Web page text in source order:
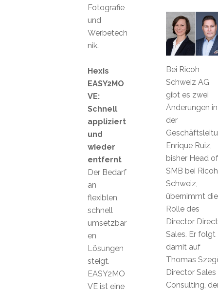
Bei Ricoh
Schweiz AG
gibt es zwei
Änderungen in
der
Enrique Ruiz,
bisher Head of
SMB bei Ricoh
Schweiz,
übernimmt die
Rolle des
Director Direct
Sales. Er folgt
damit auf
Thomas
Director Sales
Consulting,
Fotografie
und
Werbetech
nik.
Hexis
EASY2MO
VE:
Schnell
appliziert
und
wieder
entfernt
Der Bedarf
an
flexiblen,
schnell
umsetzbar
en
Lösungen
steigt.
EASY2MO
VE ist eine